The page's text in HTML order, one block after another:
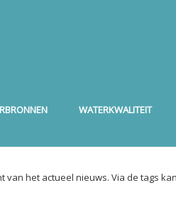
WATERKWALITEIT
van het actueel nieuws. Via de tags